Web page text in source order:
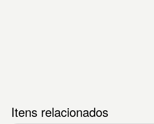
Itens relacionados